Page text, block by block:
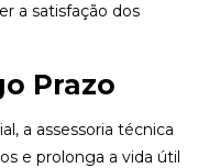
a satisfação dos
Prazo
a assessoria técnica
e prolonga a vida útil